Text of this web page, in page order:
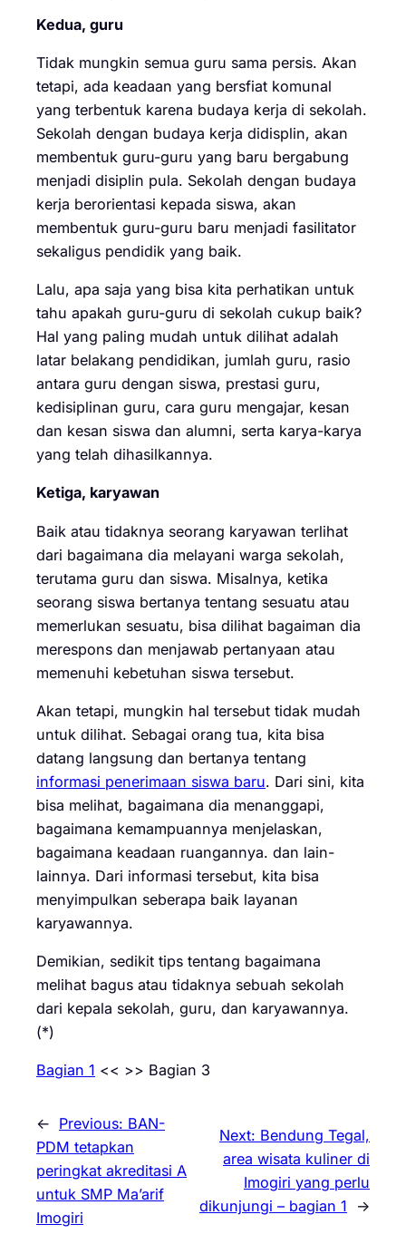
Kedua, guru
Tidak mungkin semua guru sama persis. Akan
tetapi, ada keadaan yang bersfiat komunal
yang terbentuk karena budaya kerja di sekolah.
Sekolah dengan budaya kerja didisplin, akan
membentuk guru-guru yang baru bergabung
menjadi disiplin pula. Sekolah dengan budaya
kerja berorientasi kepada siswa, akan
membentuk guru-guru baru menjadi fasilitator
sekaligus pendidik yang baik.
Lalu, apa saja yang bisa kita perhatikan untuk
tahu apakah guru-guru di sekolah cukup baik?
Hal yang paling mudah untuk dilihat adalah
latar belakang pendidikan, jumlah guru, rasio
antara guru dengan siswa, prestasi guru,
kedisiplinan guru, cara guru mengajar, kesan
dan kesan siswa dan alumni, serta karya-karya
yang telah dihasilkannya.
Ketiga, karyawan
Baik atau tidaknya seorang karyawan terlihat
dari bagaimana dia melayani warga sekolah,
terutama guru dan siswa. Misalnya, ketika
seorang siswa bertanya tentang sesuatu atau
memerlukan sesuatu, bisa dilihat bagaiman dia
merespons dan menjawab pertanyaan atau
memenuhi kebetuhan siswa tersebut.
Akan tetapi, mungkin hal tersebut tidak mudah
untuk dilihat. Sebagai orang tua, kita bisa
datang langsung dan bertanya tentang
informasi penerimaan siswa baru. Dari sini, kita
bisa melihat, bagaimana dia menanggapi,
bagaimana kemampuannya menjelaskan,
bagaimana keadaan ruangannya. dan lain-
lainnya. Dari informasi tersebut, kita bisa
menyimpulkan seberapa baik layanan
karyawannya.
Demikian, sedikit tips tentang bagaimana
melihat bagus atau tidaknya sebuah sekolah
dari kepala sekolah, guru, dan karyawannya.
(*)
Bagian 1 << >> Bagian 3
← Previous: BAN-
PDM tetapkan
peringkat akreditasi A
untuk SMP Ma’arif
Imogiri
Next: Bendung Tegal,
area wisata kuliner di
Imogiri yang perlu
dikunjungi – bagian 1
→